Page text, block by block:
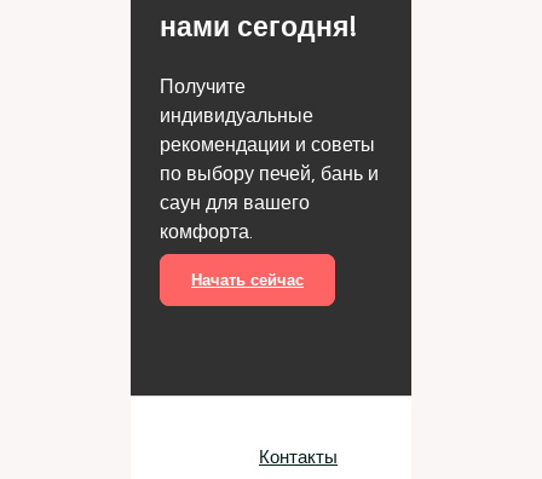
нами сегодня!
Получите
индивидуальные
рекомендации и советы
по выбору печей, бань и
саун для вашего
комфорта.
Начать сейчас
Контакты